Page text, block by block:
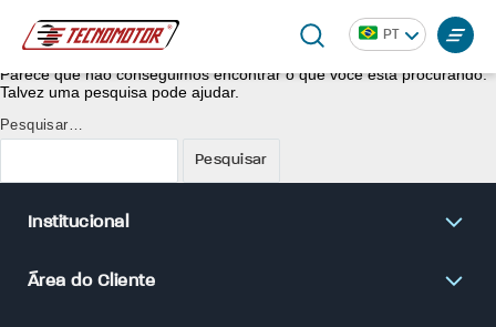
PT
Nada aqui
Parece que não conseguimos encontrar o que você está procurando.
Talvez uma pesquisa pode ajudar.
Pesquisar…
Institucional
Área do Cliente